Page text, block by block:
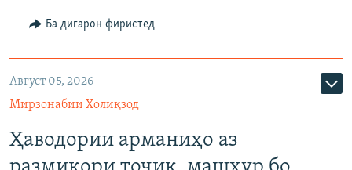
Ба дигарон фиристед
Август 05, 2026
Мирзонабии Холиқзод
Ҳаводории арманиҳо аз